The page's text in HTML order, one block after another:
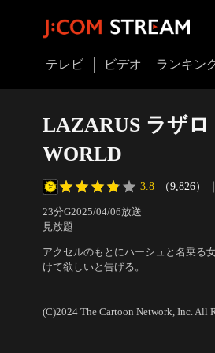
テレビ ビデオ ランキン
LAZARUS ラザロ
WORLD
3.8 （9,826） ｜
23分G2025/04/06放送
見放題
アクセルのもとにハーシュと名乗る
けて欲しいと告げる。
(C)2024 The Cartoon Network, Inc. All